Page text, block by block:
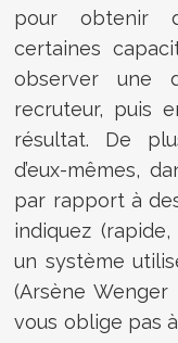
pour obtenir
certaines
observer une
recruteur, puis
résultat. De
d’eux-mêmes,
par rapport à
indiquez
un système
(Arsène Wenger
vous oblige pas